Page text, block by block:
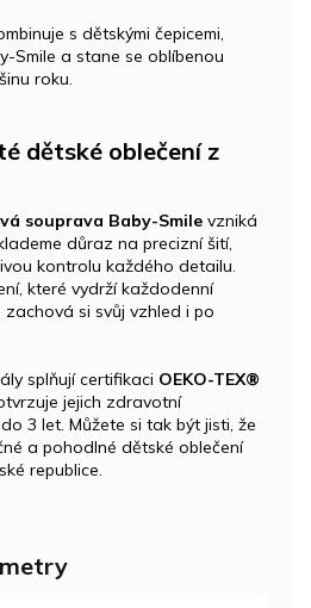
s dětskými čepicemi,
Smile a stane se oblíbenou
roku.
dětské oblečení z
souprava Baby-Smile vzniká
důraz na precizní šití,
kontrolu každého detailu.
které vydrží každodenní
si svůj vzhled i po
splňují certifikaci OEKO-TEX®
jejich zdravotní
3 let. Můžete si tak být jisti, že
a pohodlné dětské oblečení
republice.